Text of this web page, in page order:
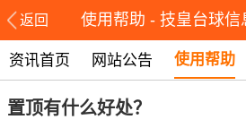
返回 使用帮助 - 技皇台球信
资讯首页 网站公告 使用帮助
置顶有什么好处？